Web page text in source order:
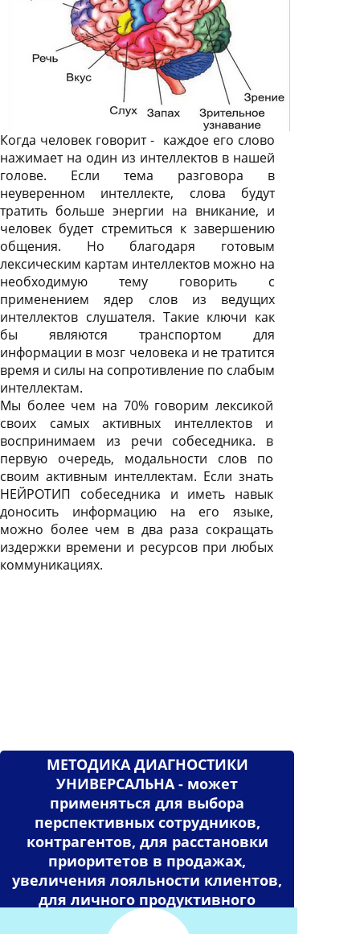
Когда человек говорит - каждое его слово
нажимает на один из интеллектов в нашей
голове. Если тема разговора в
неуверенном интеллекте, слова будут
тратить больше энергии на вникание, и
человек будет стремиться к завершению
общения. Но благодаря готовым
лексическим картам интеллектов можно на
необходимую тему говорить с
применением ядер слов из ведущих
интеллектов слушателя. Такие ключи как
бы являются транспортом для
информации в мозг человека и не тратится
время и силы на сопротивление по слабым
интеллектам.
Мы более чем на 70% говорим лексикой
своих самых активных интеллектов и
воспринимаем из речи собеседника. в
первую очередь, модальности слов по
своим активным интеллектам. Если знать
НЕЙРОТИП собеседника и иметь навык
доносить информацию на его языке,
можно более чем в два раза сокращать
издержки времени и ресурсов при любых
коммуникациях.
МЕТОДИКА ДИАГНОСТИКИ
УНИВЕРСАЛЬНА - может
применяться для выбора
перспективных сотрудников,
контрагентов, для расстановки
приоритетов в продажах,
увеличения лояльности клиентов,
для личного продуктивного
общения и для воспитания